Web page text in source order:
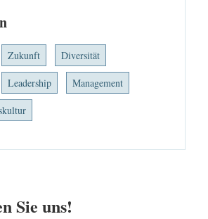
Zukunft Diversität
Leadership Management
Sie uns!